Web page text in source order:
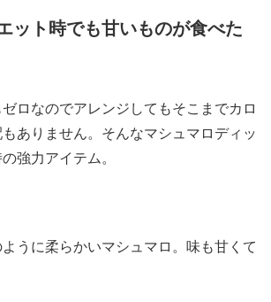
ット時でも甘いものが食べた
ロなのでアレンジしてもそこまでカロ
ありません。そんなマシュマロディッ
強力アイテム。
うに柔らかいマシュマロ。味も甘くて